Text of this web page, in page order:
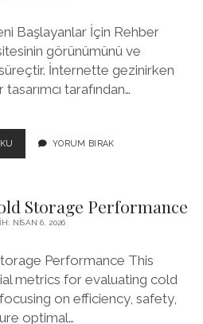
Başlayanlar İçin Rehber
görünümünü ve
İnternette gezinirken
tarafından…
TASARIM
BASLAYANLAR
İCIN
YORUM BIRAK
Storage Performance
NISAN 6, 2026
Performance This
metrics for evaluating cold
on efficiency, safety,
optimal…